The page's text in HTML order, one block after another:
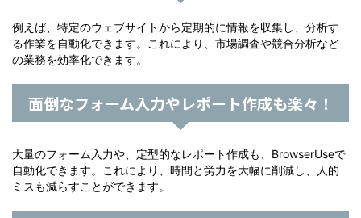
例えば、特定のウェブサイトから定期的に情報を収集し、分析す
る作業を自動化できます。これにより、市場調査や競合分析など
の業務を効率化できます。
面倒なフォーム入力やレポート作成も楽々！
大量のフォーム入力や、定型的なレポート作成も、BrowserUseで
自動化できます。これにより、時間と労力を大幅に削減し、人的
ミスも減らすことができます。